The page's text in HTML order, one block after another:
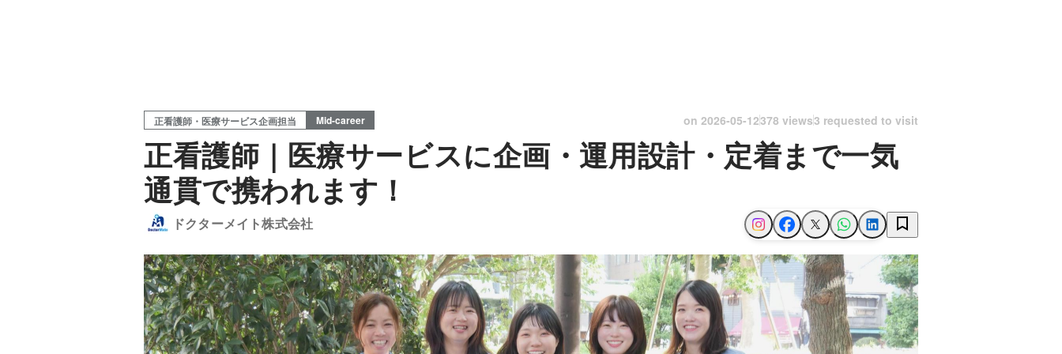
正看護師・医療サービス企画担当 Mid-career on 2026-05-12378 views3 requested to visit
正看護師｜医療サービスに企画・運用設計・定着まで一気
通貫で携われます！
ドクターメイト株式会社